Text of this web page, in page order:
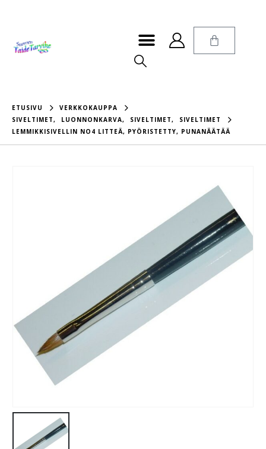
ETUSIVU
VERKKOKAUPPA
SIVELTIMET, LUONNONKARVA, SIVELTIMET,
SIVELTIMET
LEMMIKKISIVELLIN NO4 LITTEÄ, PYÖRISTETTY, PUNANÄÄTÄÄ